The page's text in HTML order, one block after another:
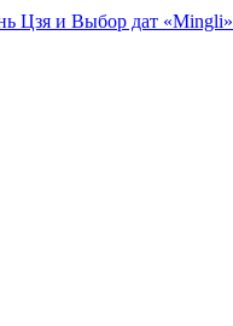
Цзя и Выбор дат «Mingli»